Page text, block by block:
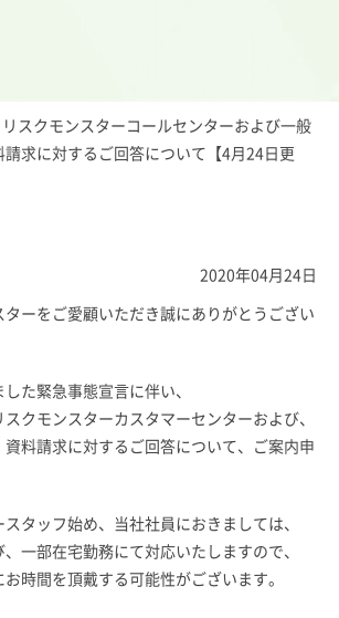
リスクモンスターコールセンターおよび一般
請求に対するご回答について【4月24日更
2020年04月24日
ーをご愛顧いただき誠にありがとうござい
た緊急事態宣言に伴い、
クモンスターカスタマーセンターおよび、
料請求に対するご回答について、ご案内申
タッフ始め、当社社員におきましては、
一部在宅勤務にて対応いたしますので、
時間を頂戴する可能性がございます。